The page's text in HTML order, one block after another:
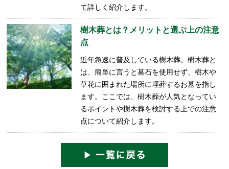
て詳しく紹介します。
樹木葬とは？メリットと選ぶ上の注意
点
近年急速に普及している樹木葬。樹木葬と
は、簡単に言うと墓石を使用せず、樹木や
草花に囲まれた場所に埋葬するお墓を指し
ます。ここでは、樹木葬が人気となってい
るポイントや樹木葬を検討する上での注意
点について紹介します。